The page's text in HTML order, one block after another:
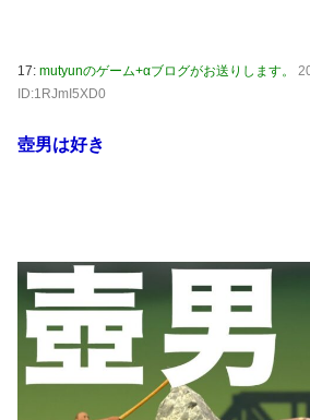
17: mutyunのゲーム+αブログがお送りします。
ID:1RJmI5XD0
壺男は好き